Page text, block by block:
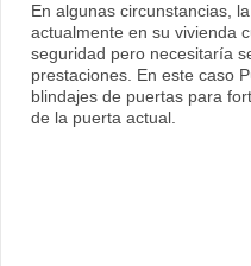
En algunas circunstancias,
actualmente en su vivienda
seguridad pero necesitaría
prestaciones. En este caso
blindajes de puertas para
de la puerta actual.